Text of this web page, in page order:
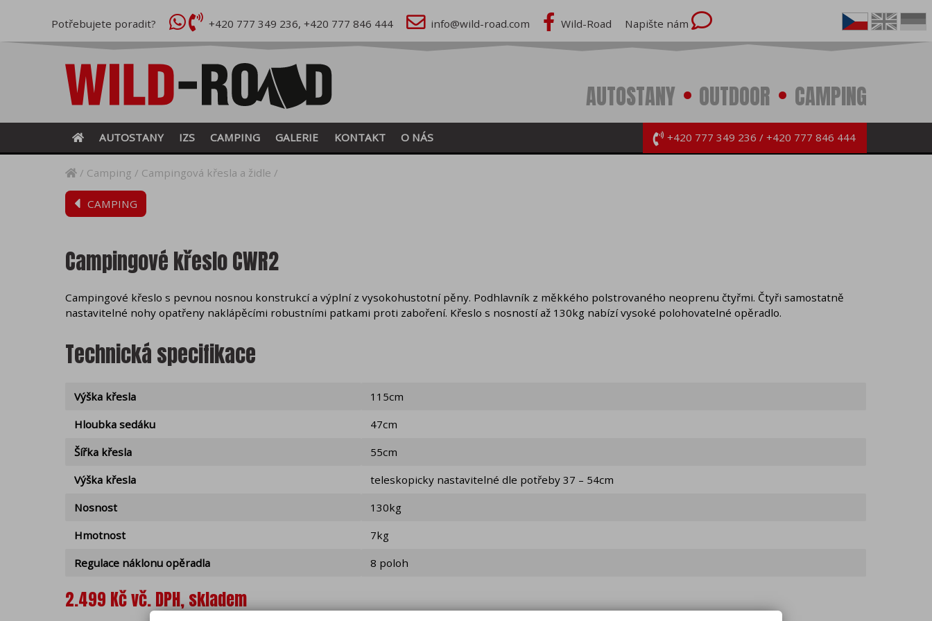
Potřebujete poradit? +420 777 349 236, +420 777 846 444 info@wild-road.com Wild-Road Napište nám
AUTOSTANY OUTDOOR CAMPING
AUTOSTANY IZS CAMPING GALERIE KONTAKT O NÁS +420 777 349 236 +420 777 846 444
Camping Campingová křesla a židle
CAMPING
Campingové křeslo CWR2
Campingové křeslo s pevnou nosnou konstrukcí a výplní z vysokohustotní pěny. Podhlavník z měkkého polstrovaného neoprenu čtyřmi. Čtyři samostatně
nastavitelné nohy opatřeny naklápěcími robustními patkami proti zaboření. Křeslo s nosností až 130kg nabízí vysoké polohovatelné opěradlo.
Technická specifikace
Výška křesla
115cm
Hloubka sedáku
47cm
Šířka křesla
55cm
Výška křesla
teleskopicky nastavitelné dle potřeby 37 – 54cm
Nosnost
130kg
Hmotnost
7kg
Regulace náklonu opěradla
8 poloh
2.499 Kč vč. DPH, skladem